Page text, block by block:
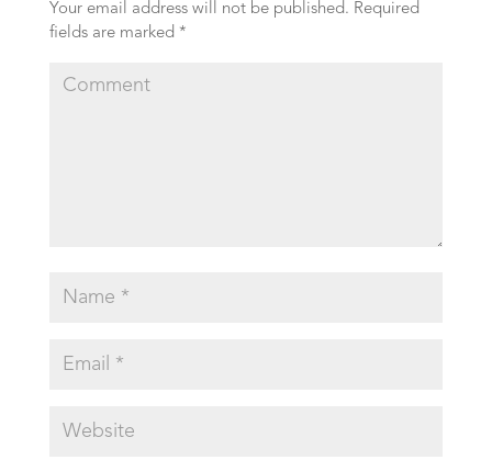
Your email address will not be published. Required
fields are marked *